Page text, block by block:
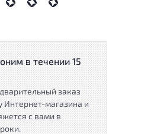
в течении 15
заказ
Интернет-магазина и
с вами в